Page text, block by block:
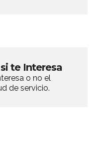
te Interesa
o no el
de servicio.